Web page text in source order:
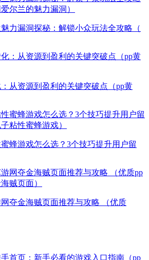
力漏洞探秘：解锁小众玩法全攻略（
从资源到盈利的关键突破点（pp黄
蜂游戏怎么选？3个技巧提升用户留
夺金海贼页面推荐与攻略 （优质